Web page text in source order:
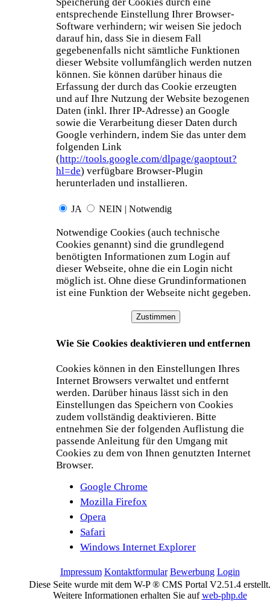
entsprechende Einstellung Ihrer Browser-
Software verhindern; wir weisen Sie jedoch
darauf hin, dass Sie in diesem Fall
gegebenenfalls nicht sämtliche Funktionen
dieser Website vollumfänglich werden nutzen
können. Sie können darüber hinaus die
Erfassung der durch das Cookie erzeugten
und auf Ihre Nutzung der Website bezogenen
Daten (inkl. Ihrer IP-Adresse) an Google
sowie die Verarbeitung dieser Daten durch
Google verhindern, indem Sie das unter dem
folgenden Link
(http://tools.google.com/dlpage/gaoptout?
hl=de) verfügbare Browser-Plugin
herunterladen und installieren.
JA NEIN | Notwendig
Notwendige Cookies (auch technische
Cookies genannt) sind die grundlegend
benötigten Informationen zum Login auf
dieser Webseite, ohne die ein Login nicht
möglich ist. Ohne diese Grundinformationen
ist eine Funktion der Webseite nicht gegeben.
Zustimmen
Wie Sie Cookies deaktivieren und entfernen
Cookies können in den Einstellungen Ihres
Internet Browsers verwaltet und entfernt
werden. Darüber hinaus lässt sich in den
Einstellungen das Speichern von Cookies
zudem vollständig deaktivieren. Bitte
entnehmen Sie der folgenden Auflistung die
passende Anleitung für den Umgang mit
Cookies zu dem von Ihnen genutzten Internet
Browser.
Google Chrome
Mozilla Firefox
Opera
Safari
Windows Internet Explorer
Impressum Kontaktformular Bewerbung Login
Diese Seite wurde mit dem W-P ® CMS Portal V2.51.4 erstellt.
Weitere Informationen erhalten Sie aufweb-php.de